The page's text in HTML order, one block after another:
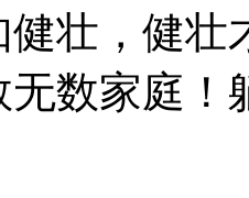
，健壮
数家庭！